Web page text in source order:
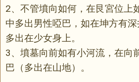
2、不管墳向如何，在艮宮位上
中多出男性啞巴，如在坤方有深
多出在少女身上。
3、墳墓向前如有小河流，在向
巴（多出在山地）。